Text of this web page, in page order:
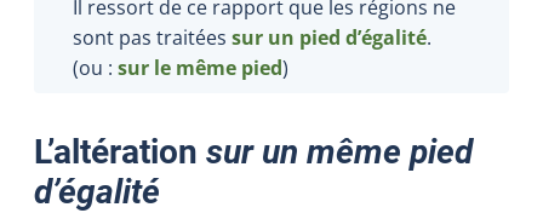
Il ressort de ce rapport que les régions ne
sont pas traitées sur un pied d’égalité.
(ou : sur le même pied)
L’altération sur un même pied
d’égalité